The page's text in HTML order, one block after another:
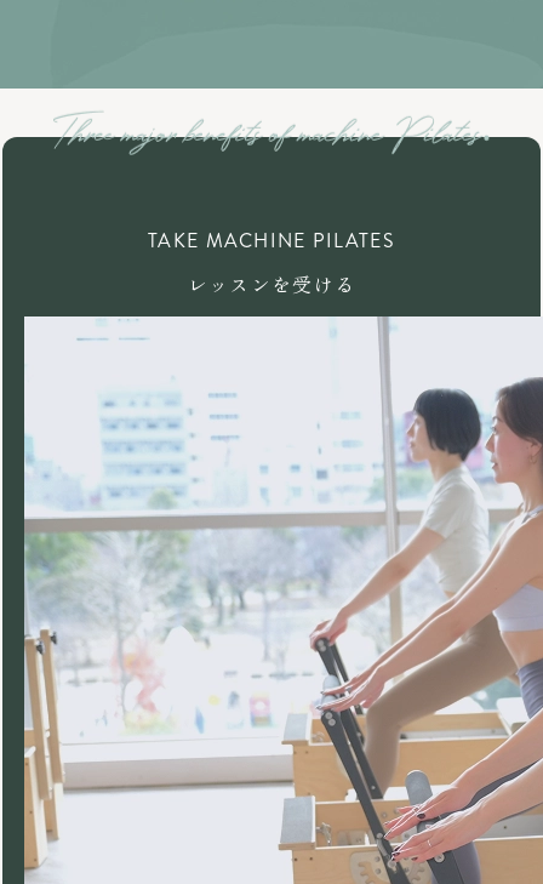
TAKE MACHINE PILATES
レッスンを受ける